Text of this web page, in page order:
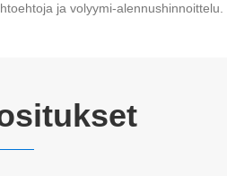
ja volyymi-